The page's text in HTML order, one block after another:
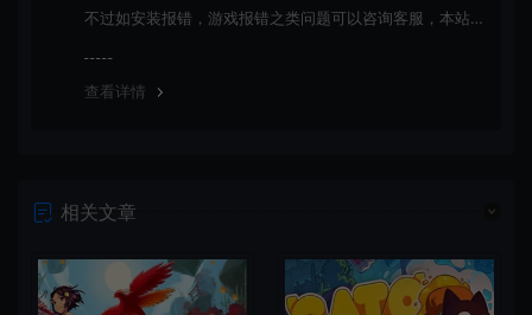
不过如安装报错，游戏报错之类问题可以咨询客服，本站
查看详情
相关文章